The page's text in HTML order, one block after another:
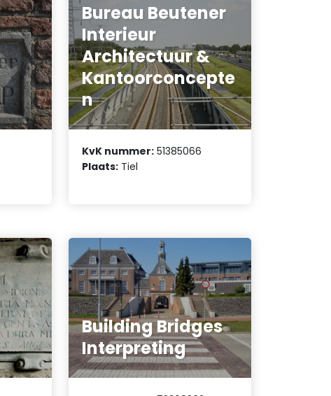
Bureau Beutener
Interieur
Architectuur &
Kantoorconcepte
n
KvK nummer: 51385066
Plaats: Tiel
Building Bridges
Interpreting